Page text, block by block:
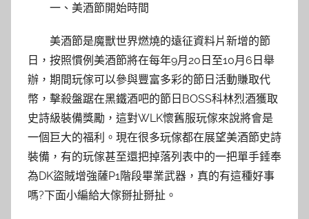
一、美酒節開始時間
美酒節是魔獸世界燃燒的遠征資料片新增的節
日，按照慣例美酒節將在每年9月20日至10月6日舉
辦，期間玩傢可以參與豐富多彩的節日活動賺取代
幣，擊殺盤踞在黑鐵酒吧的節日BOSS科林烈酒獲取
史詩級裝備獎勵，這對WLK懷舊服玩傢來說將會是
一個巨大的福利。現在很多玩傢都在展望美酒節史詩
裝備，有的玩傢甚至還把掉落列表中的一把單手錘奉
為DK盜賊增強薩P1階段畢業武器，真的有這種好事
嗎?下面小編給大傢掰扯掰扯。